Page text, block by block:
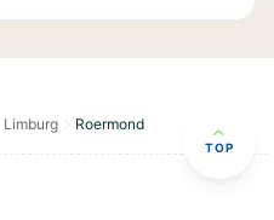
Limburg Roermond
TOP